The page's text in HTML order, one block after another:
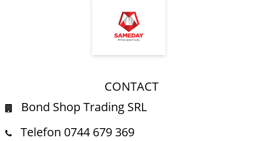
CONTACT
Bond Shop Trading SRL
Telefon 0744 679 369